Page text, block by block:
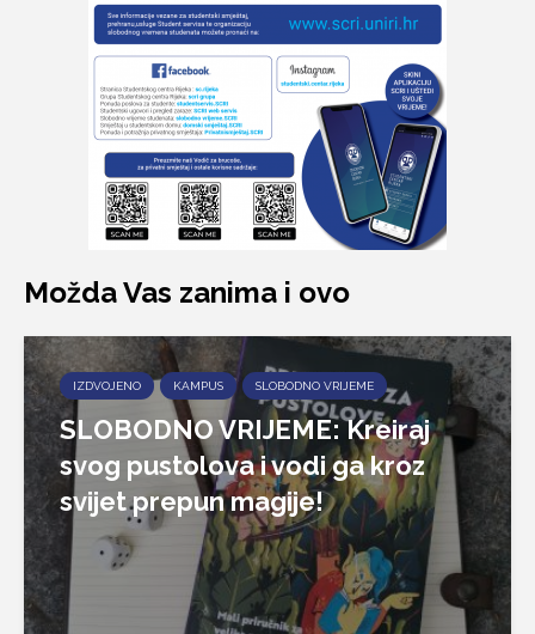
Možda Vas zanima i ovo
IZDVOJENO KAMPUS SLOBODNO VRIJEME
SLOBODNO VRIJEME: Kreiraj
svog pustolova i vodi ga kroz
svijet prepun magije!